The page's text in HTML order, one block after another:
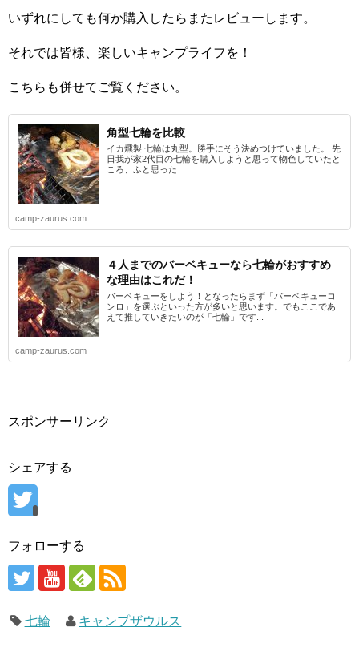
いずれにしても何か購入したらまたレビューします。
それでは皆様、楽しいキャンプライフを！
こちらも併せてご覧ください。
角型七輪を比較
イカ燻製 七輪は丸型。勝手にそう決めつけていました。 先
日我が家2代目の七輪を購入しようと思って物色していたと
ころ、ふと思った...
camp-zaurus.com
４人までのバーベキューなら七輪がおすすめ
な理由はこれだ！
バーベキューをしよう！となったらまず「バーベキューコ
ンロ」を選ぶといった方が多いと思います。でもここであ
えて推していきたいのが「七輪」です...
camp-zaurus.com
スポンサーリンク
シェアする
フォローする
七輪 キャンプザウルス